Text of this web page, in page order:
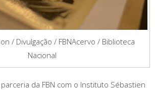
/ Divulgação / FBNAcervo / Biblioteca
Nacional
da FBN com o Instituto Sébastien